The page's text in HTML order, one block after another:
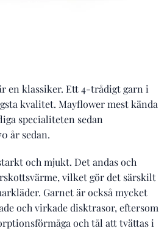
en klassiker. Ett 4-trådigt garn i
kvalitet. Mayflower mest kända
specialiteten sedan
år sedan.
och mjukt. Det andas och
vilket gör det särskilt
Garnet är också mycket
och virkade disktrasor, eftersom
och tål att tvättas i